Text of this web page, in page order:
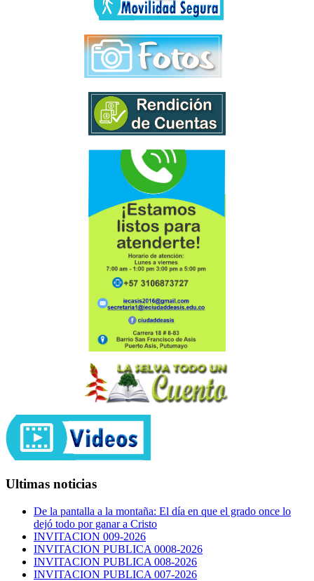
Ultimas noticias
De la pantalla a la montaña: El día en que el grado once lo
dejó todo por ganar a Cristo
INVITACION 009-2026
INVITACION PUBLICA 0008-2026
INVITACION PUBLICA 008-2026
INVITACION PUBLICA 007-2026